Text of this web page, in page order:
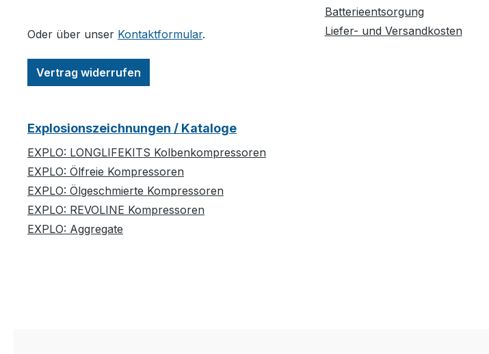
Oder über unser Kontaktformular.
Vertrag widerrufen
Batterieentsorgung
Liefer- und Versandkosten
Explosionszeichnungen / Kataloge
EXPLO: LONGLIFEKITS Kolbenkompressoren
EXPLO: Ölfreie Kompressoren
EXPLO: Ölgeschmierte Kompressoren
EXPLO: REVOLINE Kompressoren
EXPLO: Aggregate